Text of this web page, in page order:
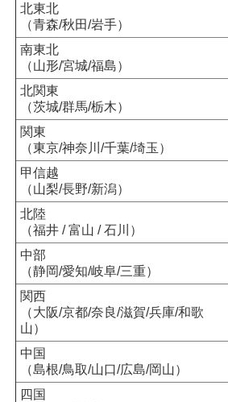
北東北
（青森/秋田/岩手）
南東北
（山形/宮城/福島）
北関東
（茨城/群馬/栃木）
関東
（東京/神奈川/千葉/埼玉）
甲信越
（山梨/長野/新潟）
北陸
（福井 / 富山 / 石川）
中部
（静岡/愛知/岐阜/三重）
関西
（大阪/京都/奈良/滋賀/兵庫/和歌
山）
中国
（島根/鳥取/山口/広島/岡山）
四国